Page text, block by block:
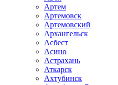
Артем
Артемовск
Артемовский
Архангельск
Асбест
Асино
Астрахань
Аткарск
Ахтубинск